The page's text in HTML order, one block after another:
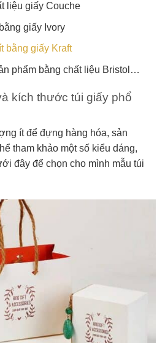
liệu giấy Couche
giấy Ivory
bằng giấy Kraft
phẩm bằng chất liệu Bristol…
kích thước túi giấy phổ
ít để đựng hàng hóa, sản
tham khảo một số kiểu dáng,
đây để chọn cho mình mẫu túi